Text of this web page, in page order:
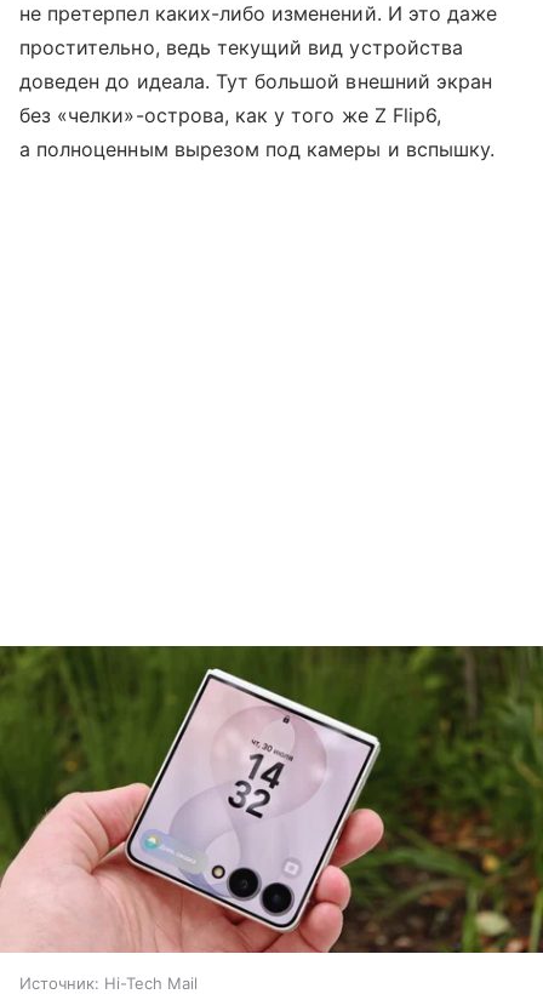
не претерпел каких-либо изменений. И это даже
простительно, ведь текущий вид устройства
доведен до идеала. Тут большой внешний экран
без «челки»-острова, как у того же Z Flip6,
а полноценным вырезом под камеры и вспышку.
Источник: Hi-Tech Mail